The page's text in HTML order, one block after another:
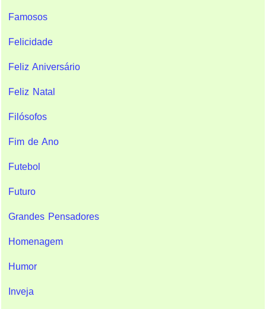
Famosos
Felicidade
Feliz Aniversário
Feliz Natal
Filósofos
Fim de Ano
Futebol
Futuro
Grandes Pensadores
Homenagem
Humor
Inveja